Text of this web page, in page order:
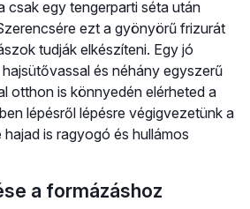
csak egy tengerparti séta után
ezt a gyönyörű frizurát
tudják elkészíteni. Egy jó
és néhány egyszerű
otthon is könnyedén elérheted a
lépésről lépésre végigvezetünk a
is ragyogó és hullámos
a formázáshoz